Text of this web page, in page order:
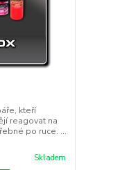
kteří
reagovat na
po ruce. ...
Skladem